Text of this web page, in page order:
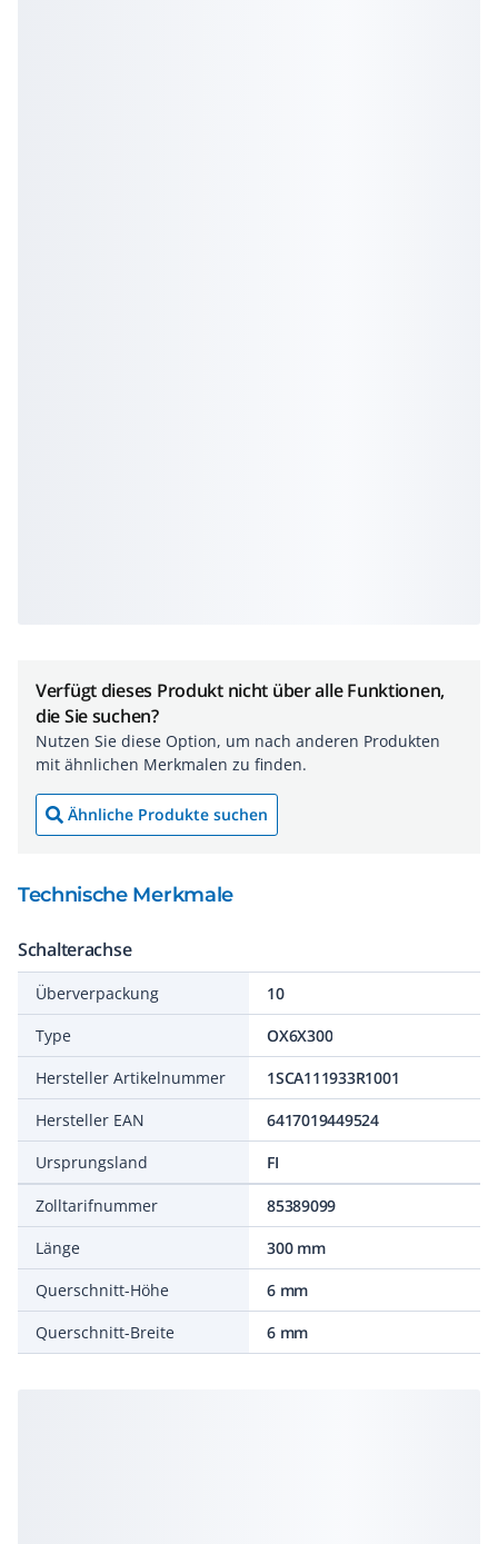
Verfügt dieses Produkt nicht über alle Funktionen,
die Sie suchen?
Nutzen Sie diese Option, um nach anderen Produkten
mit ähnlichen Merkmalen zu finden.
Ähnliche Produkte suchen
Technische Merkmale
Schalterachse
Überverpackung
10
Type
OX6X300
Hersteller Artikelnummer
1SCA111933R1001
Hersteller EAN
6417019449524
Ursprungsland
FI
Zolltarifnummer
85389099
Länge
300 mm
Querschnitt-Höhe
6 mm
Querschnitt-Breite
6 mm